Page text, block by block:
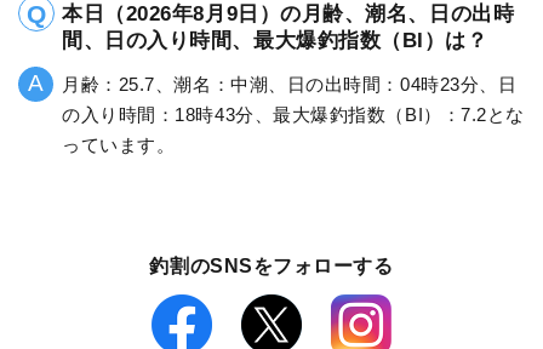
本日（2026年8月9日）の月齢、潮名、日の出時
間、日の入り時間、最大爆釣指数（BI）は？
月齢：25.7、潮名：中潮、日の出時間：04時23分、日
の入り時間：18時43分、最大爆釣指数（BI）：7.2とな
っています。
釣割のSNSをフォローする